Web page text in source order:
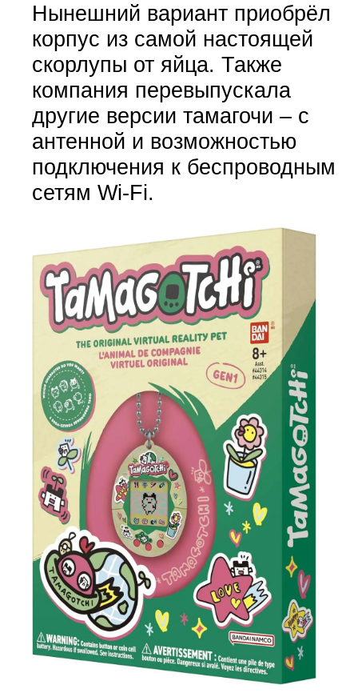
Нынешний вариант приобрёл
корпус из самой настоящей
скорлупы от яйца. Также
компания перевыпускала
другие версии тамагочи – с
антенной и возможностью
подключения к беспроводным
сетям Wi-Fi.